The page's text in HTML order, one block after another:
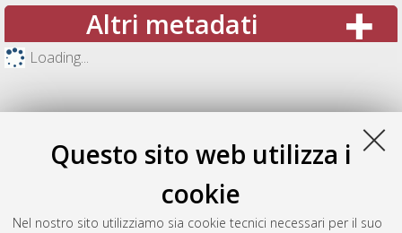
Questo sito web utilizza i
cookie
Nel nostro sito utilizziamo sia cookie tecnici necessari per il suo
Altri metadati
Loading...